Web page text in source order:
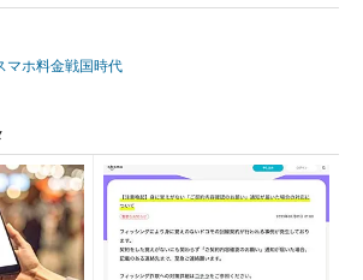
ホ料金戦国時代